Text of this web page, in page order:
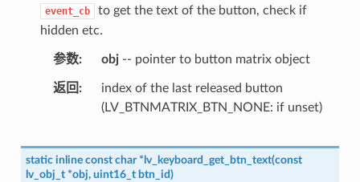
event_cb
to get the text of the button, check if
hidden etc.
参数 obj-- pointer to button matrix object
返回
index of the last released button
(LV_BTNMATRIX_BTN_NONE: if unset)
static inline const char * lv_keyboard_get_btn_text(const
lv_obj_t *obj, uint16_t btn_id)